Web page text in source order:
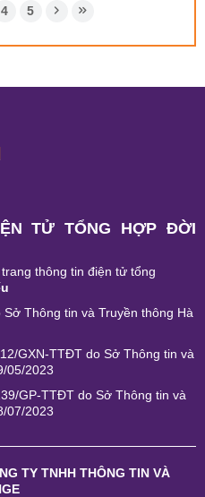
4 5
TỬ TỔNG HỢP ĐỜI
thông tin điện tử tổng
Thông tin và Truyền thông Hà
GXN-TTĐT do Sở Thông tin và
05/2023
GP-TTĐT do Sở Thông tin và
07/2023
TY TNHH THÔNG TIN VÀ